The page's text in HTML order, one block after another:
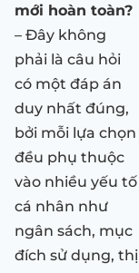
mới hoàn toàn?
– Đây không
phải là câu hỏi
có một đáp án
duy nhất đúng,
bởi mỗi lựa chọn
đều phụ thuộc
vào nhiều yếu tố
cá nhân như
ngân sách, mục
đích sử dụng, thị